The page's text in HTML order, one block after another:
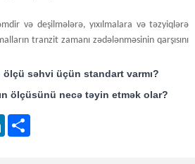
və deşilmələrə, yıxılmalara və təzyiqlərə
tranzit zamanı zədələnməsinin qarşısını
ölçü səhvi üçün standart varmı?
ölçüsünü necə təyin etmək olar?
LinkedIn